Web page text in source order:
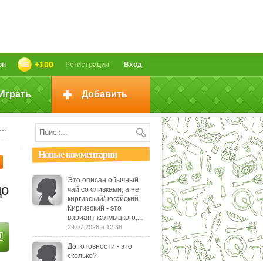
Вход
Регистрация
+100
Добавить
Новые комментарии
Это описан обычный
чай со сливками, а не
киргизский/ногайский.
Киргизский - это
вариант калмыцкого,...
29.07.2026 в 12:38
До готовности - это
сколько?